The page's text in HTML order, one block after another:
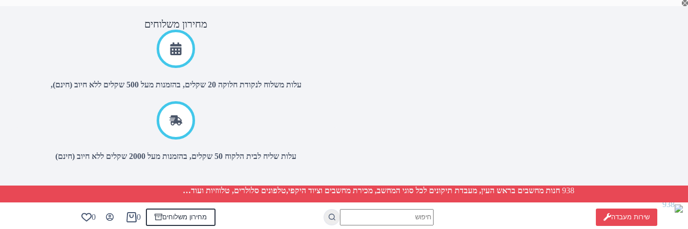
Skip
מחירון משלוחים
עלות משלוח לנקודת חלוקה 20 שקלים, בהזמנות מעל 500 שקלים ללא חיוב (חינם),
עלות שליח לבית הלקוח 50 שקלים, בהזמנות מעל 2000 שקלים ללא חיוב (חינם)
938 חנות מחשבים בראש העין, מעבדת תיקונים לכל סוגי המחשב, מכירת מחשבים וציוד היקפי,טלפונים סלולרים, טלווזיות ועוד…
שירות מעבדה
results
מחירון משלוחים
Shopping
0
0